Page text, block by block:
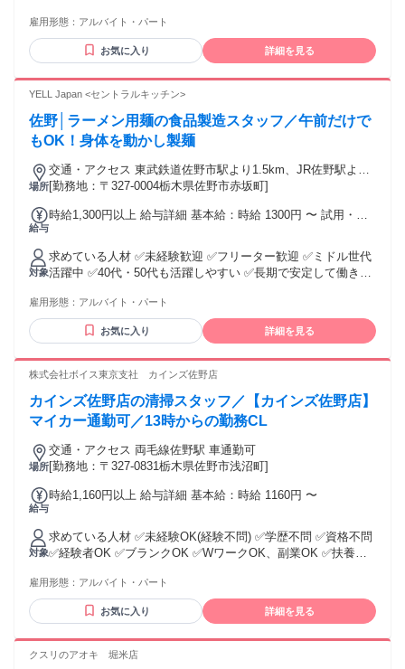
雇用形態： アルバイト・パート
お気に入り 詳細を見る
YELL Japan <セントラルキッチン>
佐野│ラーメン用麺の食品製造スタッフ／午前だけで
もOK！身体を動かし製麺
場所
交通・アクセス 東武鉄道佐野市駅より1.5km、JR佐野駅より
2.6km
[勤務地：〒327-0004栃木県佐野市赤坂町]
給与
時給1,300円以上 給与詳細 基本給：時給 1300円 〜 試用・研
対象
求めている人材 ✅未経験歓迎 ✅フリーター歓迎 ✅ミドル世代
活躍中 ✅40代・50代も活躍しやすい ✅長期で安定して働きた
仕事が好き ・製造や工場勤務に興味がある ・決まった手順を
丁寧に進められる ・衛生ルールを守って作業できる ・チーム
で協力しながら働きたい 【歓迎】 ・食品工場での勤務経験
品経験
雇用形態： アルバイト・パート
お気に入り 詳細を見る
株式会社ボイス東京支社 カインズ佐野店
カインズ佐野店の清掃スタッフ／【カインズ佐野店】
マイカー通勤可／13時からの勤務CL
場所
交通・アクセス 両毛線佐野駅 車通勤可
[勤務地：〒327-0831栃木県佐野市浅沼町]
給与
時給1,160円以上 給与詳細 基本給：時給 1160円 〜
対象
求めている人材 ✅未経験OK(経験不問) ✅学歴不問 ✅資格不問
✅経験者OK ✅ブランクOK ✅WワークOK、副業OK ✅扶養内
✅ミドル活躍中、中高年活躍中 ✅シニア歓迎 ✅アルバイト、
パートで隙間時間で働きたい方 ✅コツコツ作業、モクモク作
業が好きな方 ✅淡々と仕事をしたい方 ✅経験が必要ない仕事
ッフが活躍中！ 大学生・フリーター・主婦・主夫活躍中！ ＜
雇用形態： アルバイト・パート
お気に入り 詳細を見る
クスリのアオキ 堀米店